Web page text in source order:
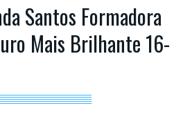
Santos Formadora
Mais Brilhante 16-